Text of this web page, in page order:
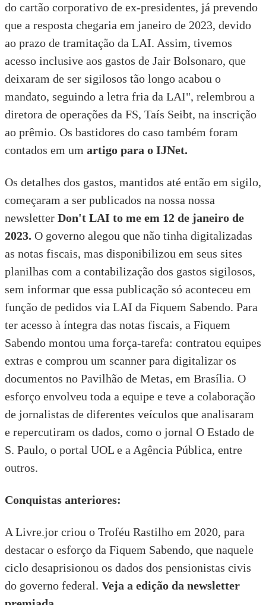
do cartão corporativo de ex-presidentes, já prevendo
que a resposta chegaria em janeiro de 2023, devido
ao prazo de tramitação da LAI. Assim, tivemos
acesso inclusive aos gastos de Jair Bolsonaro, que
deixaram de ser sigilosos tão longo acabou o
mandato, seguindo a letra fria da LAI", relembrou a
diretora de operações da FS, Taís Seibt, na inscrição
ao prêmio. Os bastidores do caso também foram
contados em um artigo para o IJNet.
Os detalhes dos gastos, mantidos até então em sigilo,
começaram a ser publicados na nossa nossa
newsletter Don't LAI to me em 12 de janeiro de
2023. O governo alegou que não tinha digitalizadas
as notas fiscais, mas disponibilizou em seus sites
planilhas com a contabilização dos gastos sigilosos,
sem informar que essa publicação só aconteceu em
função de pedidos via LAI da Fiquem Sabendo. Para
ter acesso à íntegra das notas fiscais, a Fiquem
Sabendo montou uma força-tarefa: contratou equipes
extras e comprou um scanner para digitalizar os
documentos no Pavilhão de Metas, em Brasília. O
esforço envolveu toda a equipe e teve a colaboração
de jornalistas de diferentes veículos que analisaram
e repercutiram os dados, como o jornal O Estado de
S. Paulo, o portal UOL e a Agência Pública, entre
outros.
Conquistas anteriores:
A Livre.jor criou o Troféu Rastilho em 2020, para
destacar o esforço da Fiquem Sabendo, que naquele
ciclo desaprisionou os dados dos pensionistas civis
do governo federal. Veja a edição da newsletter